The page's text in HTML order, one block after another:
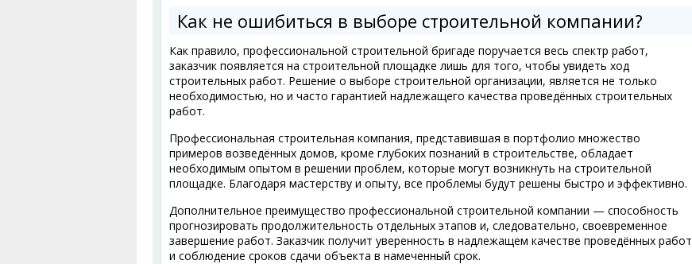
Как не ошибиться в выборе строительной компании?
Как правило, профессиональной строительной бригаде поручается весь спектр работ,
заказчик появляется на строительной площадке лишь для того, чтобы увидеть ход
строительных работ. Решение о выборе строительной организации, является не только
необходимостью, но и часто гарантией надлежащего качества проведённых строительных
работ.
Профессиональная строительная компания, представившая в портфолио множество
примеров возведённых домов, кроме глубоких познаний в строительстве, обладает
необходимым опытом в решении проблем, которые могут возникнуть на строительной
площадке. Благодаря мастерству и опыту, все проблемы будут решены быстро и эффективно.
Дополнительное преимущество профессиональной строительной компании — способность
прогнозировать продолжительность отдельных этапов и, следовательно, своевременное
завершение работ. Заказчик получит уверенность в надлежащем качестве проведённых работ
и соблюдение сроков сдачи объекта в намеченный срок.